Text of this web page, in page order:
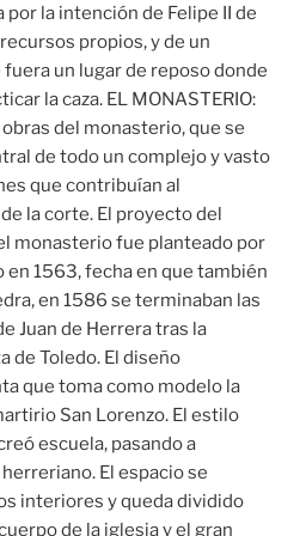
por la intención de Felipe II de
propios, y de un
un lugar de reposo donde
la caza. EL MONASTERIO:
del monasterio, que se
de todo un complejo y vasto
que contribuían al
la corte. El proyecto del
monasterio fue planteado por
en 1563, fecha en que también
en 1586 se terminaban las
Juan de Herrera tras la
de Toledo. El diseño
que toma como modelo la
San Lorenzo. El estilo
escuela, pasando a
El espacio se
interiores y queda dividido
de la iglesia y el gran